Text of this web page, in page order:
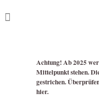
Achtung! Ab 2025
Mittelpunkt stehen.
gestrichen.
hier.